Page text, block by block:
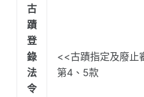
古
蹟
登
錄
法
令
<<古蹟指定及廢止
第4、5款